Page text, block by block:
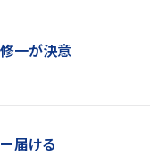
一が決意
届ける